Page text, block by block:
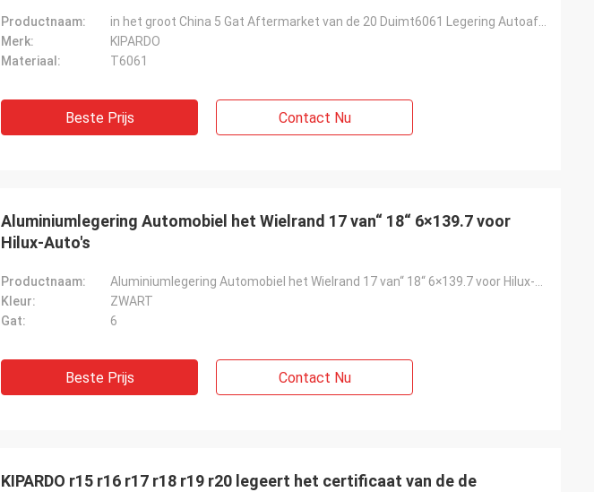
Productnaam:
Merk:
KIPARDO
Materiaal:
T6061
Beste Prijs Contact Nu
Aluminiumlegering Automobiel het Wielrand 17 van“ 18“ 6×139.7 voor
Hilux-Auto's
Productnaam:
Kleur:
ZWART
Gat:
6
Beste Prijs Contact Nu
KIPARDO r15 r16 r17 r18 r19 r20 legeert het certificaat van de de